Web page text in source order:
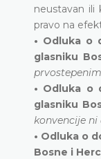
neustavan ili
pravo na
• Odluka o
glasniku
• Odluka o
glasniku
konvencije ni
• Odluka o
Bosne i